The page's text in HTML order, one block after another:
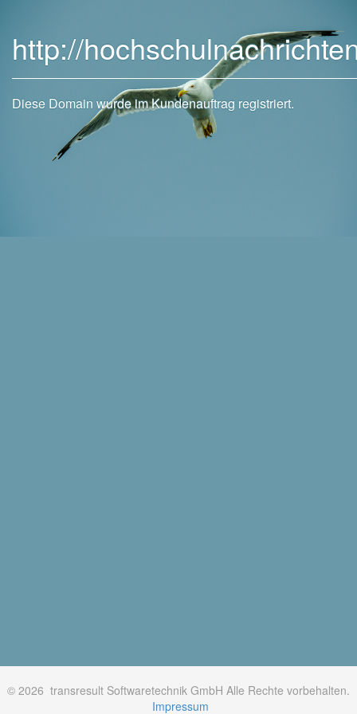
http://
Diese Domain wurde im Kundenauftrag registriert.
© 2026 transresult Softwaretechnik GmbH Alle Rechte vorbehalten.
Impressum